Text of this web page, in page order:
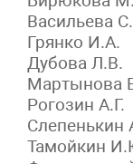
Васильева
Грянко И.А.
Дубова Л.В.
Мартынова
Рогозин А.Г.
Слепенькин
Тамойкин